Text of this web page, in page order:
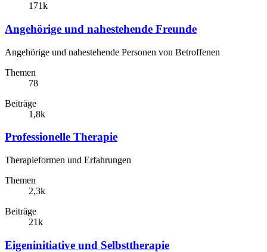
171k
Angehörige und nahestehende Freunde
Angehörige und nahestehende Personen von Betroffenen
Themen
78
Beiträge
1,8k
Professionelle Therapie
Therapieformen und Erfahrungen
Themen
2,3k
Beiträge
21k
Eigeninitiative und Selbsttherapie